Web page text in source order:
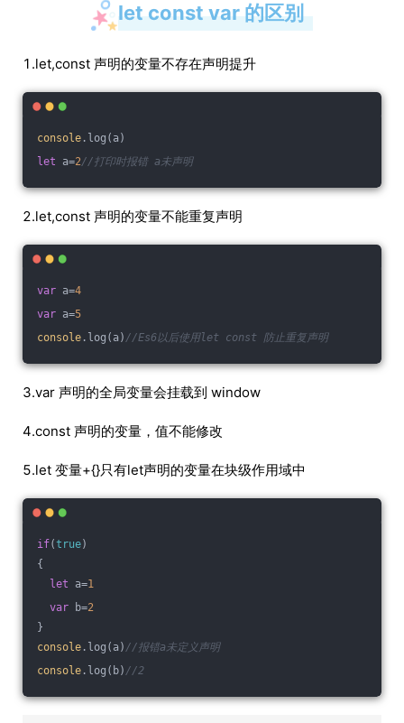
let const var 的区别
1.let,const 声明的变量不存在声明提升
console .log(a)
let a=2//打印时报错 a未声明
2.let,const 声明的变量不能重复声明
var a=4
var a=5
console .log(a) //Es6以后使用let const 防止重复声明
3.var 声明的全局变量会挂载到 window
4.const 声明的变量，值不能修改
5.let 变量+{}只有let声明的变量在块级作用域中
if(true)
{
let a=1
var b=2
}
console .log(a) //报错a未定义声明
console .log(b) //2